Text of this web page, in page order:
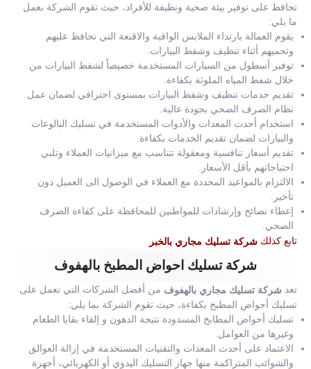
تحافظ على توفير بيئة صحية ونظيفة للأفراد، حيث تقوم الشركة بعمل
ما يلي:
يقوم العمالة بارتداء الملابس الواقية والاقنعة التي تحافظ عليهم
وتحميهم أثناء تنظيف وشفط البيارات.
توفير أسطول من السيارات المستخدمة خصيصاً لشفط البيارات من
خلال شفط المياه الملوثة بكفاءة.
تقديم خدمات تنظيف وشفط البيارات بمستوى احترافي لضمان عمل
نظام الصرف الصحي بجودة عالية.
استخدام أحدث المعدات والأدوات المستخدمة في تسليك البالوعات
والبيارات لضمان تقديم الخدمات بكفاءة.
تقديم أسعار تنافسية ومعقولة تتناسب مع ميزانيات العملاء وتلبي
احتياجاتهم بأقل الأسعار.
الالتزام بالمواعيد المحددة مع العملاء في الوصول الى العميل دون
تأخير.
إعطاء نصائح وإرشادات للمواطنين للمحافظة على كفاءة الصرف
الصحي.
تابع كذلك شركة تسليك مجاري بالخبر
شركة تسليك احواض المطبخ بالهفوف
تعد شركة تسليك مجاري بالهفوف من أفضل الشركات التي تعمل على
تسليك أحواض المطبخ بكفاءة، حيث تقوم الشركة بما يلي:
تسليك أحواض المطابخ المسدودة نتيجة الدهون و إلقاء بقايا الطعام
وغيرها من العوامل.
الاعتماد على أحدث المعدات والتقنيات المستخدمة في إزالة العوالق
والشوائب المتراكمة منها جهاز التسليك اليدوي أو الكهربائي، أجهزة